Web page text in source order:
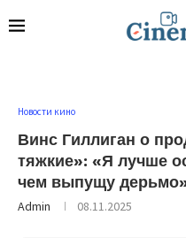
Новости кино
Винс Гиллиган о
тяжкие»: «Я лучше
чем выпущу
Admin 08.11.2025